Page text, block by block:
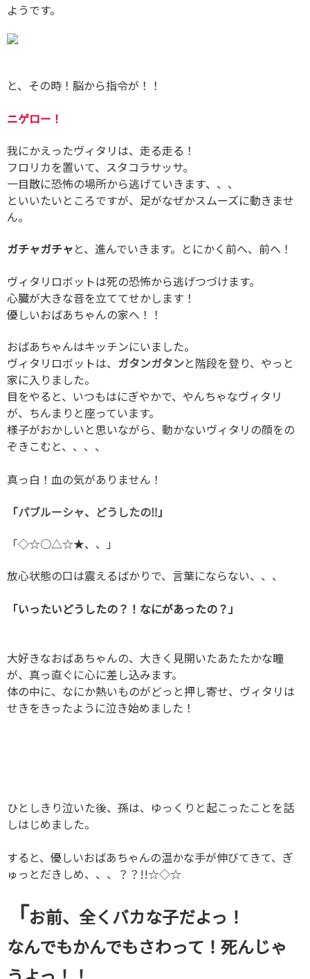
ようです。
と、その時！脳から指令が！！
ニゲロー！
我にかえったヴィタリは、走る走る！
フロリカを置いて、スタコラサッサ。
一目散に恐怖の場所から逃げていきます、、、
といいたいところですが、足がなぜかスムーズに動きませ
ん。
ガチャガチャと、進んでいきます。とにかく前へ、前へ！
ヴィタリロボットは死の恐怖から逃げつづけます。
心臓が大きな音を立ててせかします！
優しいおばあちゃんの家へ！！
おばあちゃんはキッチンにいました。
ヴィタリロボットは、 ガタンガタンと階段を登り、やっと
家に入りました。
目をやると、いつもはにぎやかで、やんちゃなヴィタリ
が、ちんまりと座っています。
様子がおかしいと思いながら、動かないヴィタリの顔をの
ぞきこむと、、、、
真っ白！血の気がありません！
「パブルーシャ、どうしたの‼︎ 」
「◇☆○△☆★、、」
放心状態の口は震えるばかりで、言葉にならない、、、
「いったいどうしたの？！なにがあったの？」
大好きなおばあちゃんの、大きく見開いたあたたかな瞳
が、真っ直ぐに心に差し込みます。
体の中に、なにか熱いものがどっと押し寄せ、ヴィタリは
せきをきったように泣き始めました！
ひとしきり泣いた後、孫は、ゆっくりと起こったことを話
しはじめました。
すると、優しいおばあちゃんの温かな手が伸びてきて、ぎ
ゅっとだきしめ、、、？？!!☆◇☆
「お前、全くバカな子だよっ！
なんでもかんでもさわって！死んじゃ